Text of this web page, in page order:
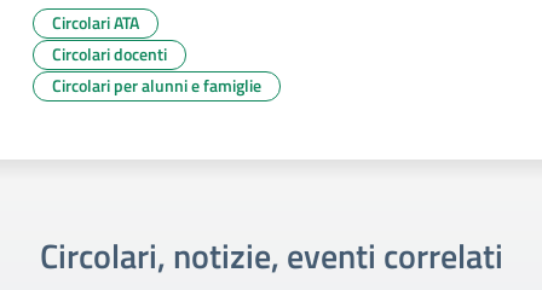
Circolari ATA
Circolari docenti
Circolari per alunni e famiglie
Circolari, notizie, eventi correlati